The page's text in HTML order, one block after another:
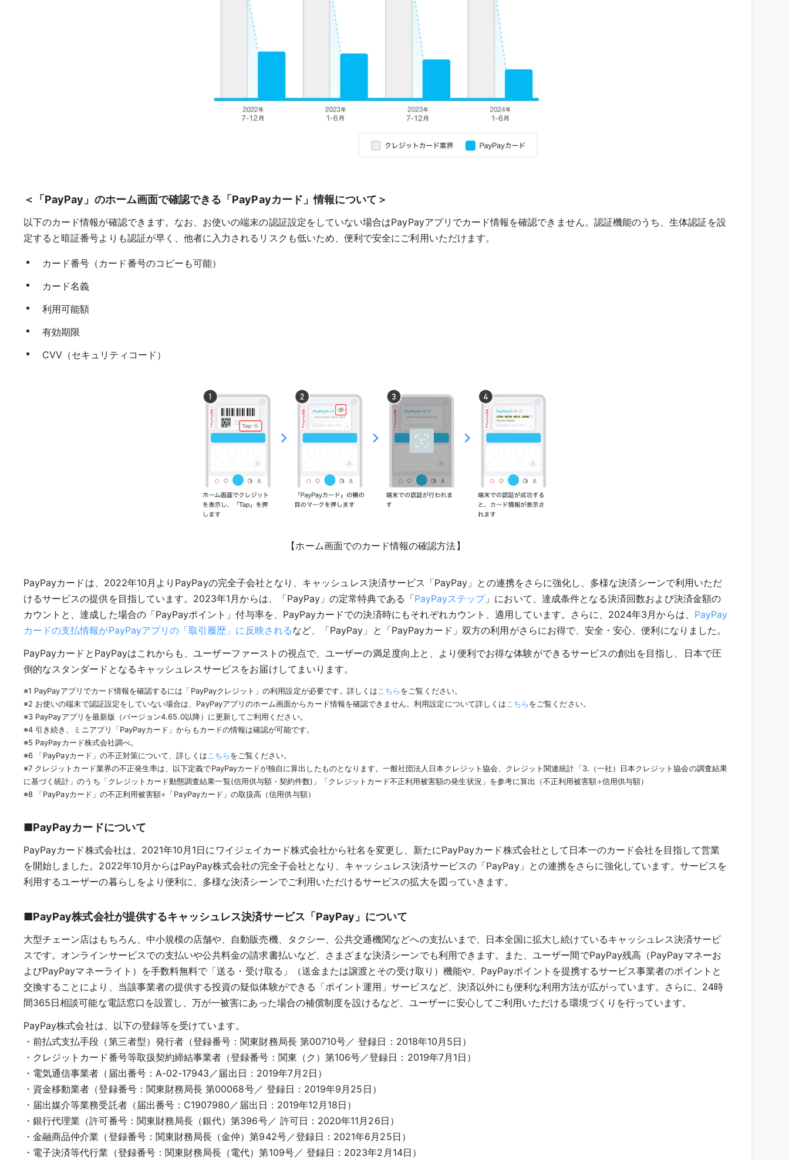
＜「PayPay」のホーム画面で確認できる「PayPayカード」情報について＞
以下のカード情報が確認できます。なお、お使いの端末の認証設定をしていない場合はPayPayアプリでカード情報を確認できません。認証機能のうち、生体認証を設
定すると暗証番号よりも認証が早く、他者に入力されるリスクも低いため、便利で安全にご利用いただけます。
カード番号（カード番号のコピーも可能）
カード名義
利用可能額
有効期限
CVV（セキュリティコード）
【ホーム画面でのカード情報の確認方法】
PayPayカードは、2022年10月よりPayPayの完全子会社となり、キャッシュレス決済サービス「PayPay」との連携をさらに強化し、多様な決済シーンで利用いただ
けるサービスの提供を目指しています。2023年1月からは、「PayPay」の定常特典である「PayPayステップ」において、達成条件となる決済回数および決済金額の
カウントと、達成した場合の「PayPayポイント」付与率を、PayPayカードでの決済時にもそれぞれカウント、適用しています。さらに、2024年3月からは、 PayPay
カードの支払情報がPayPayアプリの「取引履歴」に反映されるなど、「PayPay」と「PayPayカード」双方の利用がさらにお得で、安全・安心、便利になりました。
PayPayカードとPayPayはこれからも、ユーザーファーストの視点で、ユーザーの満足度向上と、より便利でお得な体験ができるサービスの創出を目指し、日本で圧
倒的なスタンダードとなるキャッシュレスサービスをお届けしてまいります。
※1 PayPayアプリでカード情報を確認するには「PayPayクレジット」の利用設定が必要です。詳しくは こちらをご覧ください。
※2 お使いの端末で認証設定をしていない場合は、PayPayアプリのホーム画面からカード情報を確認できません。利用設定について詳しくは こちらをご覧ください。
※3 PayPayアプリを最新版（バージョン4.65.0以降）に更新してご利用ください。
※4 引き続き、ミニアプリ「PayPayカード」からもカードの情報は確認が可能です。
※5 PayPayカード株式会社調べ。
※6 「PayPayカード」の不正対策について、詳しくは こちらをご覧ください。
※7 クレジットカード業界の不正発生率は、以下定義でPayPayカードが独自に算出したものとなります。一般社団法人日本クレジット協会、クレジット関連統計「3.（一社）日本クレジット協会の調査結果
に基づく統計」のうち「クレジットカード動態調査結果一覧(信用供与額・契約件数)」「クレジットカード不正利用被害額の発生状況」を参考に算出（不正利用被害額÷信用供与額）
※8 「PayPayカード」の不正利用被害額÷「PayPayカード」の取扱高（信用供与額）
■PayPayカードについて
PayPayカード株式会社は、2021年10月1日にワイジェイカード株式会社から社名を変更し、新たにPayPayカード株式会社として日本一のカード会社を目指して営業
を開始しました。2022年10月からはPayPay株式会社の完全子会社となり、キャッシュレス決済サービスの「PayPay」との連携をさらに強化しています。サービスを
利用するユーザーの暮らしをより便利に、多様な決済シーンでご利用いただけるサービスの拡大を図っていきます。
■PayPay株式会社が提供するキャッシュレス決済サービス「PayPay」について
大型チェーン店はもちろん、中小規模の店舗や、自動販売機、タクシー、公共交通機関などへの支払いまで、日本全国に拡大し続けているキャッシュレス決済サービ
スです。オンラインサービスでの支払いや公共料金の請求書払いなど、さまざまな決済シーンでも利用できます。また、ユーザー間でPayPay残高（PayPayマネーお
よびPayPayマネーライト）を手数料無料で「送る・受け取る」（送金または譲渡とその受け取り）機能や、PayPayポイントを提携するサービス事業者のポイントと
交換することにより、当該事業者の提供する投資の疑似体験ができる「ポイント運用」サービスなど、決済以外にも便利な利用方法が広がっています。さらに、24時
間365日相談可能な電話窓口を設置し、万が一被害にあった場合の補償制度を設けるなど、ユーザーに安心してご利用いただける環境づくりを行っています。
PayPay株式会社は、以下の登録等を受けています。
・前払式支払手段（第三者型）発行者（登録番号：関東財務局長 第00710号／ 登録日：2018年10月5日）
・クレジットカード番号等取扱契約締結事業者（登録番号：関東（ク）第106号／登録日：2019年7月1日）
・電気通信事業者（届出番号：A-02-17943／届出日：2019年7月2日）
・資金移動業者（登録番号：関東財務局長 第00068号／ 登録日：2019年9月25日）
・届出媒介等業務受託者（届出番号：C1907980／届出日：2019年12月18日）
・銀行代理業（許可番号：関東財務局長（銀代）第396号／ 許可日：2020年11月26日）
・金融商品仲介業（登録番号：関東財務局長（金仲）第942号／登録日：2021年6月25日）
・電子決済等代行業（登録番号：関東財務局長（電代）第109号／ 登録日：2023年2月14日）